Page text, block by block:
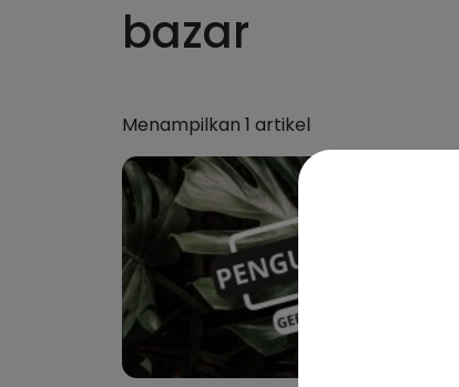
bazar
Menampilkan 1 artikel